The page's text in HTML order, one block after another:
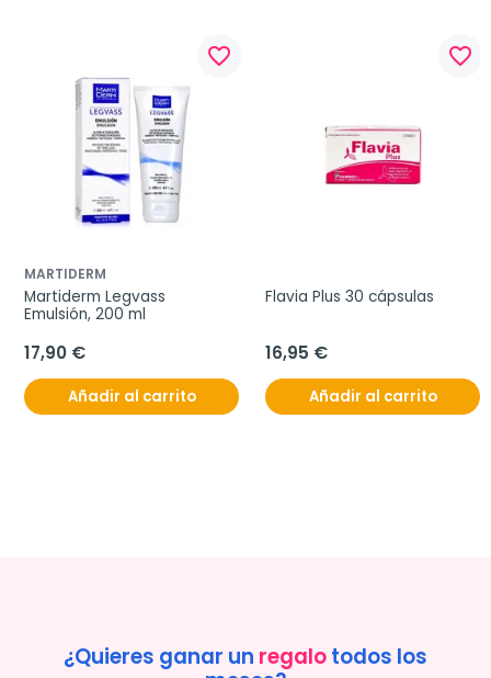
favorite_border
MARTIDERM
Martiderm Legvass
Emulsión, 200 ml
17,90 €
Añadir al carrito
favorite_border
Flavia Plus 30 cápsulas
16,95 €
Añadir al carrito
¿Quieres ganar un regalotodos los